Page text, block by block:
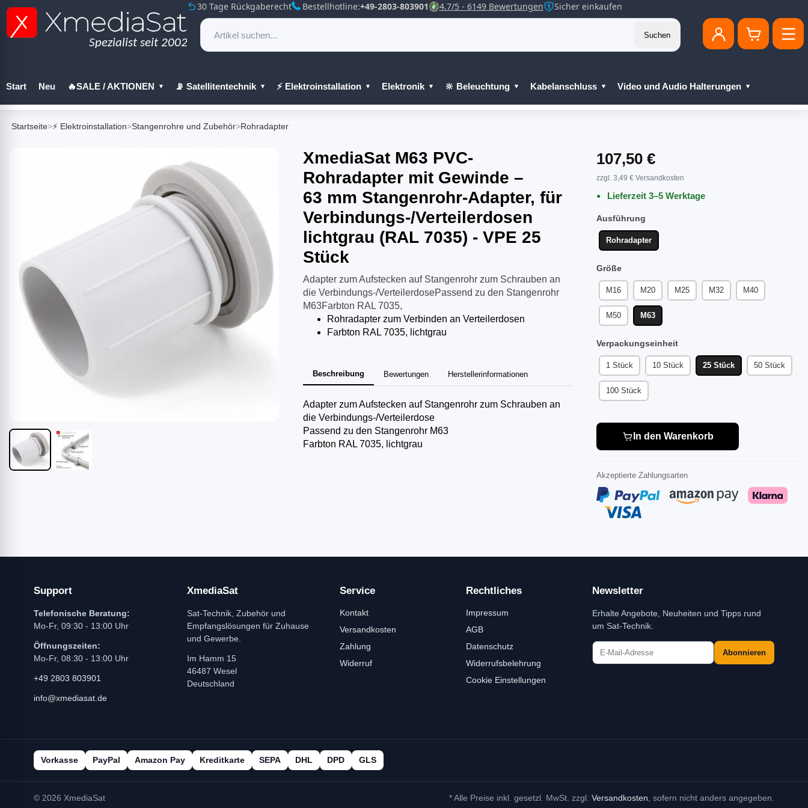
30 Tage Rückgaberecht Bestellhotline:+49-2803-803901 4.7/5 - 6149 Bewertungen Sicher einkaufen
Suchen
Start Neu 🔥SALE / AKTIONEN 📡 Satellitentechnik ⚡ Elektroinstallation Elektronik 🔆 Beleuchtung Kabelanschluss Video und Audio Halterungen
🔧 Werkzeug
Startseite>⚡ Elektroinstallation>Stangenrohre und Zubehör>Rohradapter
XmediaSat M63 PVC-
Rohradapter mit Gewinde –
63 mm Stangenrohr-Adapter, für
Verbindungs-/Verteilerdosen
lichtgrau (RAL 7035) - VPE 25
Stück
Adapter zum Aufstecken auf Stangenrohr zum Schrauben an
die Verbindungs-/VerteilerdosePassend zu den Stangenrohr
M63Farbton RAL 7035,
Rohradapter zum Verbinden an Verteilerdosen
Farbton RAL 7035, lichtgrau
Beschreibung Bewertungen Herstellerinformationen
Adapter zum Aufstecken auf Stangenrohr zum Schrauben an
die Verbindungs-/Verteilerdose
Passend zu den Stangenrohr M63
Farbton RAL 7035, lichtgrau
107,50 €
zzgl. 3,49 € Versandkosten
Lieferzeit 3–5 Werktage
Ausführung
Rohradapter
Größe
M16 M20 M25 M32 M40
M50 M63
Verpackungseinheit
1 Stück 10 Stück 25 Stück 50 Stück
100 Stück
In den Warenkorb
Akzeptierte Zahlungsarten
Support
Telefonische Beratung:
Mo-Fr, 09:30 - 13:00 Uhr
Öffnungszeiten:
Mo-Fr, 08:30 - 13:00 Uhr
+49 2803 803901
info@xmediasat.de
XmediaSat
Sat-Technik, Zubehör und
Empfangslösungen für Zuhause
und Gewerbe.
Im Hamm 15
46487 Wesel
Deutschland
Service
Kontakt
Versandkosten
Zahlung
Widerruf
Rechtliches
Impressum
AGB
Datenschutz
Widerrufsbelehrung
Cookie Einstellungen
Newsletter
Erhalte Angebote, Neuheiten und Tipps rund
um Sat-Technik.
Abonnieren
Vorkasse PayPal Amazon Pay Kreditkarte SEPA DHL DPD GLS
© 2026 XmediaSat * Alle Preise inkl. gesetzl. MwSt. zzgl. Versandkosten , sofern nicht anders angegeben.